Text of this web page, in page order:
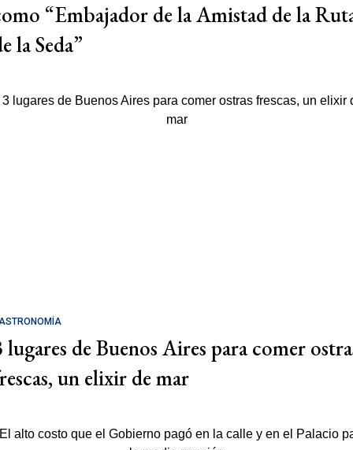
“Embajador de la Amistad de la
la Seda”
lugares de Buenos Aires para comer
un elixir de mar